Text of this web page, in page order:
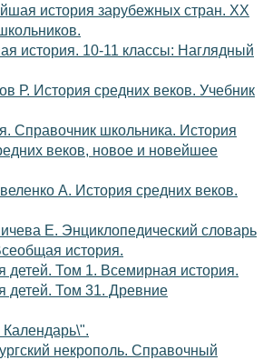
история зарубежных стран. XX
история. 10-11 классы: Наглядный
Р. История средних веков. Учебник
Справочник школьника. История
веков, новое и новейшее
А. История средних веков.
Е. Энциклопедический словарь
история.
детей. Том 1. Всемирная история.
детей. Том 31. Древние
некрополь. Справочный